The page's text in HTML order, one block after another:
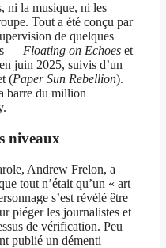
ni la musique, ni les
Tout a été conçu par
de quelques
— Floating on Echoes et
juin 2025, suivis d’un
(Paper Sun Rebellion).
barre du million
niveaux
Andrew Frelon, a
tout n’était qu’un « art
s’est révélé être
piéger les journalistes et
de vérification. Peu
publié un démenti